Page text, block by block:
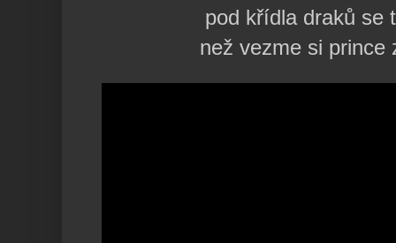
pod křídla draků se
než vezme si prince